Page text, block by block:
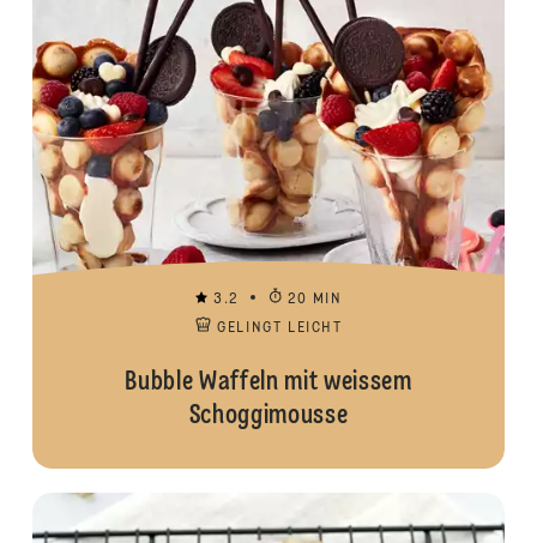
3.2
20 MIN
GELINGT LEICHT
Bubble Waffeln mit weissem
Schoggimousse